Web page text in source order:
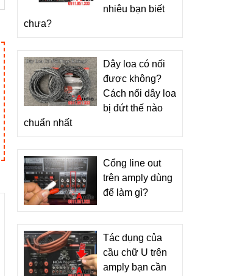
nhiêu bạn biết
chưa?
Dây loa có nối
được không?
Cách nối dây loa
bị đứt thế nào
chuẩn nhất
Cổng line out
trên amply dùng
để làm gì?
Tác dụng của
cầu chữ U trên
amply bạn cần